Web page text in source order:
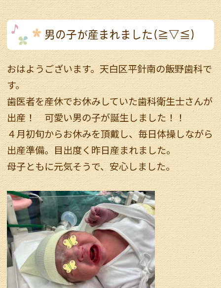
男の子が産まれました(≧▽≦)
おはようございます。天白区平針南の飯野歯科で
す。
歯医者を産休でお休みしていた歯科衛生士さんが
出産！ 可愛い男の子が誕生しました！！
４月初旬からお休みを頂戴し、毎日体操しながら
出産準備。目出度く昨日産まれました。
母子ともに元気そうで、安心しました。